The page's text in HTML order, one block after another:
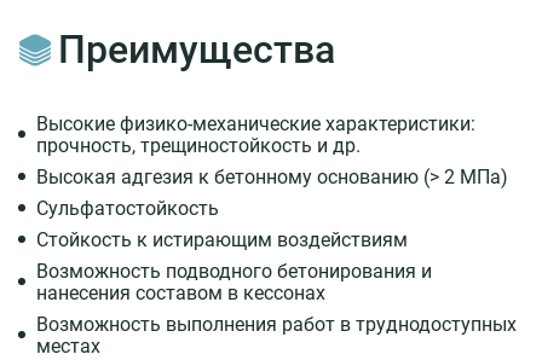
BM
состав
MAPEGROUT®
Ремонтный
состав
MAPEGROUT®
Fast-
Set
R4
Преимущества
Высокие физико-механические характеристики:
прочность, трещиностойкость и др.
Высокая адгезия к бетонному основанию (> 2 МПа)
Сульфатостойкость
Стойкость к истирающим воздействиям
Возможность подводного бетонирования и
нанесения составом в кессонах
Возможность выполнения работ в труднодоступных
местах